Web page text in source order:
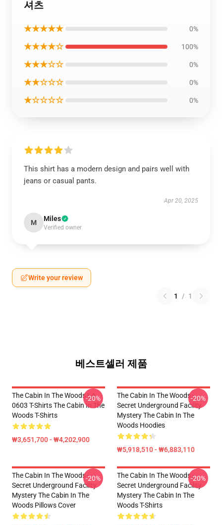
셔츠
★★★★★ 0%
★★★★☆ 100%
★★★☆☆ 0%
★★☆☆☆ 0%
★☆☆☆☆ 0%
This shirt has a modern design and pairs well with
jeans or casual pants.
Apr 20, 2025
M Miles
Verified owner
Write your review
1 / 1
베스트셀러 제품
The Cabin In The Woods LA
0603 T-Shirts The Cabin In The
Woods T-Shirts
₩3,651,700 - ₩4,202,900
-20%
The Cabin In The Woods -
Secret Underground Facility
Mystery The Cabin In The
Woods Hoodies
₩5,918,510 - ₩6,883,110
-20%
The Cabin In The Woods -
Secret Underground Facility
Mystery The Cabin In The
Woods Pillows Cover
-20%
The Cabin In The Woods -
Secret Underground Facility
Mystery The Cabin In The
Woods T-Shirts
-20%